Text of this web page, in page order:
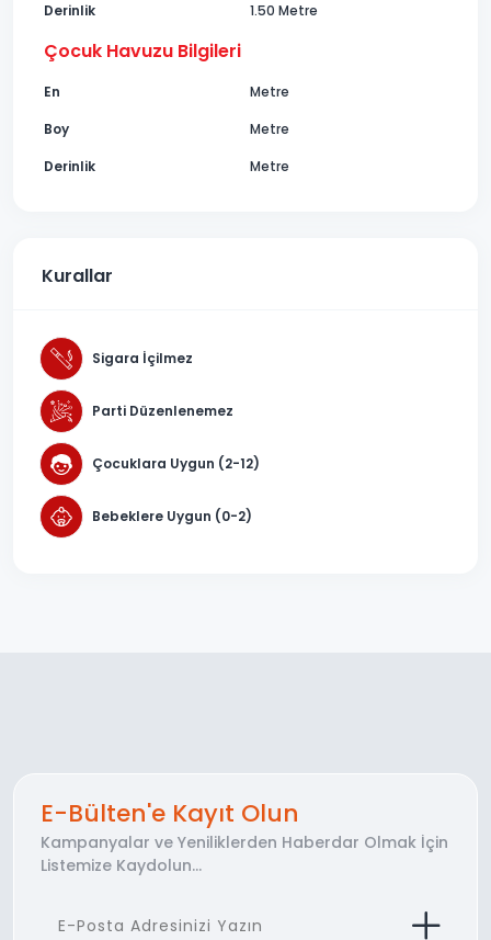
Derinlik 1.50 Metre
Çocuk Havuzu Bilgileri
En
Metre
Boy
Metre
Derinlik
Metre
Kurallar
Sigara İçilmez
Parti Düzenlenemez
Çocuklara Uygun (2-12)
Bebeklere Uygun (0-2)
E-Bülten'e Kayıt Olun
Kampanyalar ve Yeniliklerden Haberdar Olmak İçin
Listemize Kaydolun...